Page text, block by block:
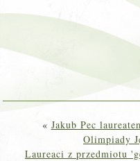
« Jakub Pec
Olimpiady
Laureaci z przedmiotu